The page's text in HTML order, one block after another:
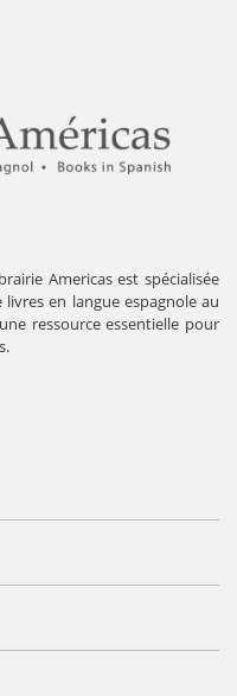
Americas est spécialisée
en langue espagnole au
ressource essentielle pour